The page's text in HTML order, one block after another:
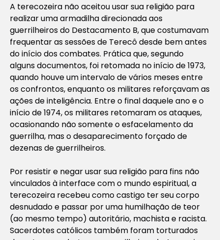
A terecozeira não aceitou usar sua religião para
realizar uma armadilha direcionada aos
guerrilheiros do Destacamento B, que costumavam
frequentar as sessões de Terecô desde bem antes
do início dos combates. Prática que, segundo
alguns documentos, foi retomada no início de 1973,
quando houve um intervalo de vários meses entre
os confrontos, enquanto os militares reforçavam as
ações de inteligência. Entre o final daquele ano e o
início de 1974, os militares retomaram os ataques,
ocasionando não somente o esfacelamento da
guerrilha, mas o desaparecimento forçado de
dezenas de guerrilheiros.
Por resistir e negar usar sua religião para fins não
vinculados à interface com o mundo espiritual, a
terecozeira recebeu como castigo ter seu corpo
desnudado e passar por uma humilhação de teor
(ao mesmo tempo) autoritário, machista e racista.
Sacerdotes católicos também foram torturados